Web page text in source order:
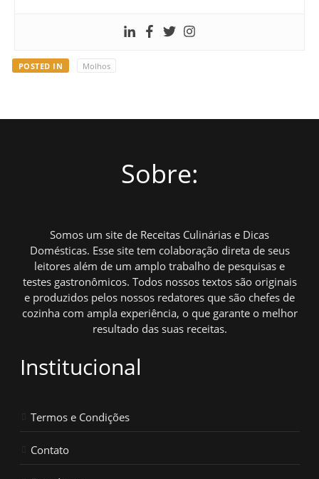
POSTED IN Molhos
Sobre:
Somos um site de Receitas Culinárias e Dicas
Domésticas. Esse site tem colaboração direta de seus
leitores além de um amplo trabalho de pesquisas e
testes gastronômicos. Todos nossos textos são originais
e produzidos pelos nossos redatores que são chefes de
cozinha com ampla experiência, o que garante o melhor
resultado das suas receitas.
Institucional
Termos e Condições
Contato